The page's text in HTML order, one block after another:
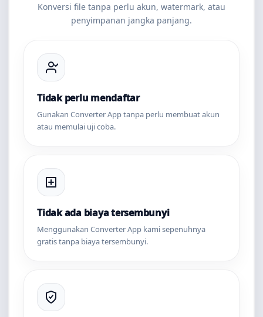
Konversi file tanpa perlu akun, watermark, atau
penyimpanan jangka panjang.
Tidak perlu mendaftar
Gunakan Converter App tanpa perlu membuat akun
atau memulai uji coba.
Tidak ada biaya tersembunyi
Menggunakan Converter App kami sepenuhnya
gratis tanpa biaya tersembunyi.